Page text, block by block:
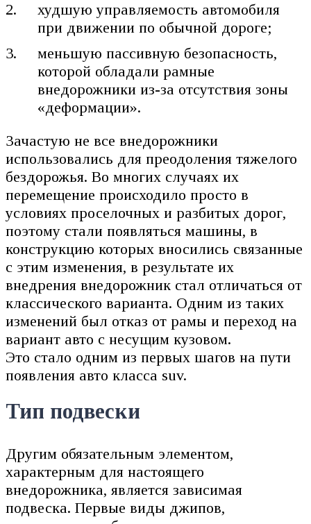
худшую управляемость автомобиля
при движении по обычной дороге;
меньшую пассивную безопасность,
которой обладали рамные
внедорожники из-за отсутствия зоны
«деформации».
Зачастую не все внедорожники
использовались для преодоления тяжелого
бездорожья. Во многих случаях их
перемещение происходило просто в
условиях проселочных и разбитых дорог,
поэтому стали появляться машины, в
конструкцию которых вносились связанные
с этим изменения, в результате их
внедрения внедорожник стал отличаться от
классического варианта. Одним из таких
изменений был отказ от рамы и переход на
вариант авто с несущим кузовом.
Это стало одним из первых шагов на пути
появления авто класса suv.
Тип подвески
Другим обязательным элементом,
характерным для настоящего
внедорожника, является зависимая
подвеска. Первые виды джипов,